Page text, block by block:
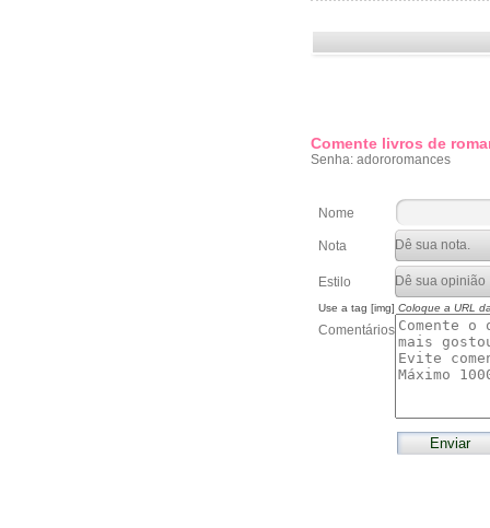
Comente livros de
Senha: adororomances
Nome
Nota
Estilo
Use a tag [img] Coloque a URL
Comentários